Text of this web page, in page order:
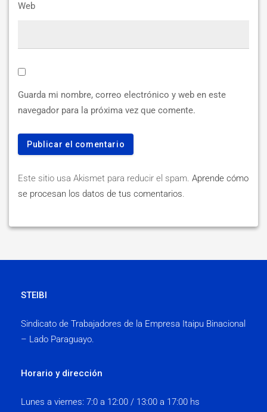
Web
Guarda mi nombre, correo electrónico y web en este
navegador para la próxima vez que comente.
Este sitio usa Akismet para reducir el spam. Aprende cómo
se procesan los datos de tus comentarios.
STEIBI
Sindicato de Trabajadores de la Empresa Itaipu Binacional
– Lado Paraguayo.
Horario y dirección
Lunes a viernes: 7:0 a 12:00 / 13:00 a 17:00 hs